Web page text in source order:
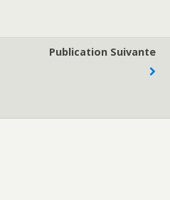
Publication Suivante